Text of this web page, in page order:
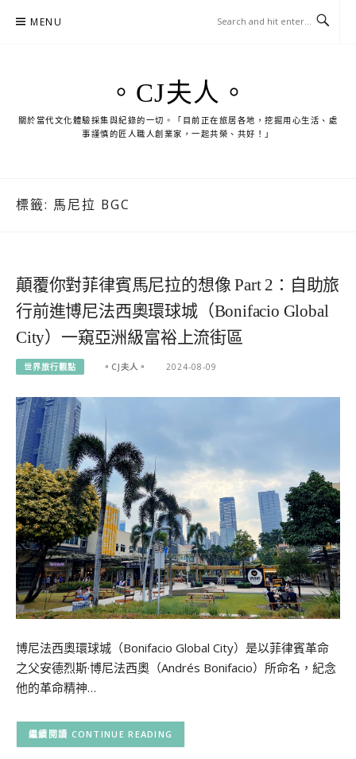
MENU
。CJ夫人。
關於當代文化體驗採集與紀錄的一切。「目前正在旅居各地，挖掘用心生活、處
事謹慎的匠人職人創業家，一起共榮、共好！」
標籤: 馬尼拉 BGC
顛覆你對菲律賓馬尼拉的想像 Part 2：自助旅
行前進博尼法西奧環球城（Bonifacio Global
City）一窺亞洲級富裕上流街區
世界旅行觀點 。CJ夫人。 2024-08-09
博尼法西奧環球城（Bonifacio Global City）是以菲律賓革命
之父安德烈斯·博尼法西奧（Andrés Bonifacio）所命名，紀念
他的革命精神…
CONTINUE READING